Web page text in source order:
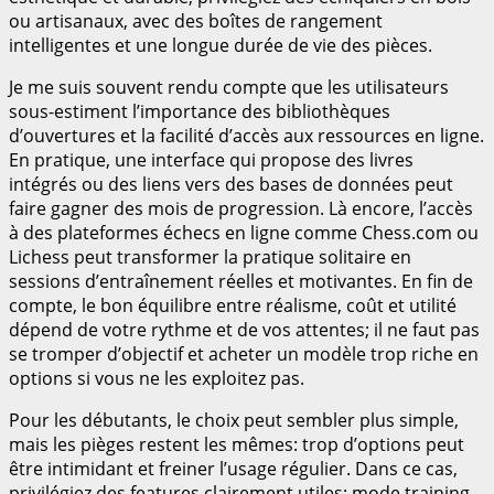
ou artisanaux, avec des boîtes de rangement
intelligentes et une longue durée de vie des pièces.
Je me suis souvent rendu compte que les utilisateurs
sous-estiment l’importance des bibliothèques
d’ouvertures et la facilité d’accès aux ressources en ligne.
En pratique, une interface qui propose des livres
intégrés ou des liens vers des bases de données peut
faire gagner des mois de progression. Là encore, l’accès
à des plateformes échecs en ligne comme Chess.com ou
Lichess peut transformer la pratique solitaire en
sessions d’entraînement réelles et motivantes. En fin de
compte, le bon équilibre entre réalisme, coût et utilité
dépend de votre rythme et de vos attentes; il ne faut pas
se tromper d’objectif et acheter un modèle trop riche en
options si vous ne les exploitez pas.
Pour les débutants, le choix peut sembler plus simple,
mais les pièges restent les mêmes: trop d’options peut
être intimidant et freiner l’usage régulier. Dans ce cas,